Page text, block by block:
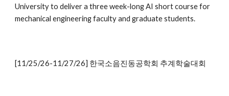
University to deliver a three week-long AI short course for
mechanical engineering faculty and graduate students.
[11/25/26-11/27/26] 한국소음진동공학회 추계학술대회